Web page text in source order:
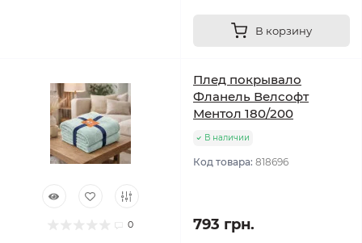
В корзину
0
Плед покрывало
Фланель Велсофт
Ментол 180/200
В наличии
Код товара: 818696
793 грн.